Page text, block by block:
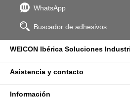
WhatsApp
Buscador de adhesivos
WEICON Ibérica Soluciones
Asistencia y contacto
Información